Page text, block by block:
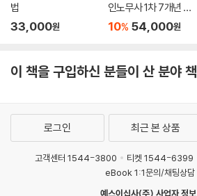
법
33,000원
인노무사 1차 7개년 기
출문제해설
10% 54,000원
이 책을 구입하신 분들이 산 분야 책
로그인 최근 본 상품
고객센터 1544-3800 티켓 1544-6399
eBook 1:1문의/채팅상담
예스이십사(주) 사업자 정보